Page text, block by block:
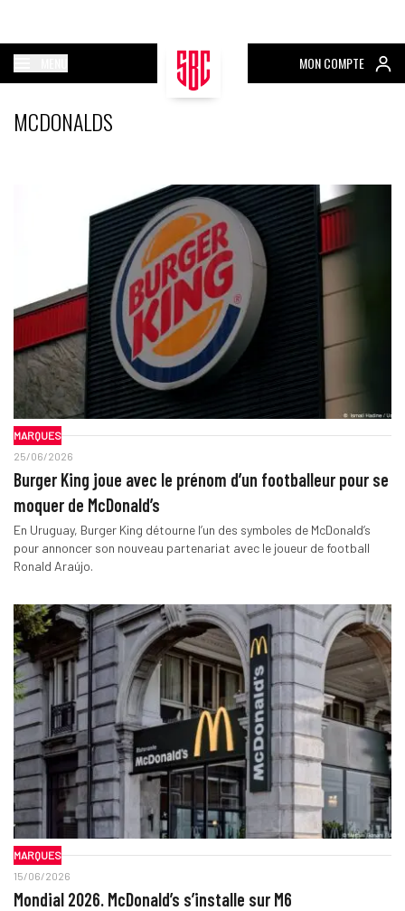
MON COMPTE
MCDONALDS
MARQUES
25/06/2026
Burger King joue avec le prénom d’un footballeur pour se
moquer de McDonald’s
En Uruguay, Burger King détourne l’un des symboles de McDonald’s
pour annoncer son nouveau partenariat avec le joueur de football
Ronald Araújo.
MARQUES
15/06/2026
Mondial 2026. McDonald’s s’installe sur M6